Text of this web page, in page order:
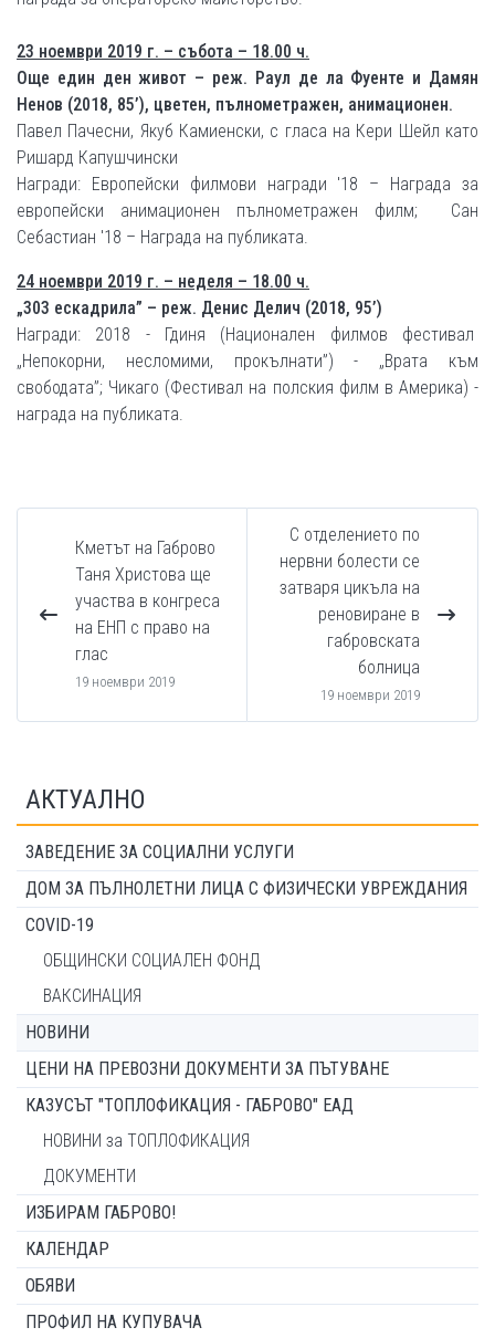
23 ноември 2019 г. – събота – 18.00 ч.
Още един ден живот – реж. Раул де ла Фуенте и Дамян
Ненов (2018, 85’), цветен, пълнометражен, анимационен.
Павел Пачесни, Якуб Камиенски, с гласа на Кери Шейл като
Ришард Капушчински
Награди: Европейски филмови награди '18 – Награда за
европейски анимационен пълнометражен филм; Сан
Себастиан '18 – Награда на публиката.
24 ноември 2019 г. – неделя – 18.00 ч.
„303 ескадрила” – реж. Денис Делич (2018, 95’)
Награди: 2018 - Гдиня (Национален филмов фестивал
„Непокорни, несломими, прокълнати”) - „Врата към
свободата”; Чикаго (Фестивал на полския филм в Америка) -
награда на публиката.
Кметът на Габрово
Таня Христова ще
участва в конгреса
на ЕНП с право на
глас
19 ноември 2019
С отделението по
нервни болести се
затваря цикъла на
реновиране в
габровската
болница
19 ноември 2019
АКТУАЛНО
ЗАВЕДЕНИЕ ЗА СОЦИАЛНИ УСЛУГИ
ДОМ ЗА ПЪЛНОЛЕТНИ ЛИЦА С ФИЗИЧЕСКИ УВРЕЖДАНИЯ
COVID-19
ОБЩИНСКИ СОЦИАЛЕН ФОНД
ВАКСИНАЦИЯ
НОВИНИ
ЦЕНИ НА ПРЕВОЗНИ ДОКУМЕНТИ ЗА ПЪТУВАНЕ
КАЗУСЪТ "ТОПЛОФИКАЦИЯ - ГАБРОВО" ЕАД
НОВИНИ за ТОПЛОФИКАЦИЯ
ДОКУМЕНТИ
ИЗБИРАМ ГАБРОВО!
КАЛЕНДАР
ОБЯВИ
ПРОФИЛ НА КУПУВАЧА